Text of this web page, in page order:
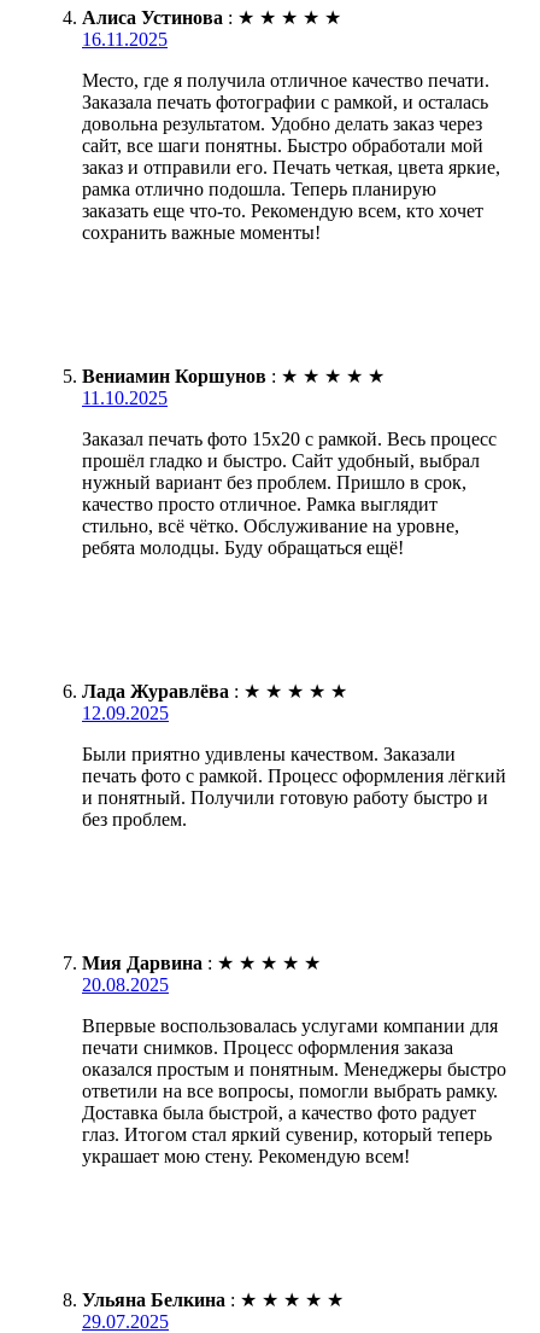
Алиса Устинова : ★ ★ ★ ★ ★
16.11.2025
Место, где я получила отличное качество печати.
Заказала печать фотографии с рамкой, и осталась
довольна результатом. Удобно делать заказ через
сайт, все шаги понятны. Быстро обработали мой
заказ и отправили его. Печать четкая, цвета яркие,
рамка отлично подошла. Теперь планирую
заказать еще что-то. Рекомендую всем, кто хочет
сохранить важные моменты!
Вениамин Коршунов : ★ ★ ★ ★ ★
11.10.2025
Заказал печать фото 15х20 с рамкой. Весь процесс
прошёл гладко и быстро. Сайт удобный, выбрал
нужный вариант без проблем. Пришло в срок,
качество просто отличное. Рамка выглядит
стильно, всё чётко. Обслуживание на уровне,
ребята молодцы. Буду обращаться ещё!
Лада Журавлёва : ★ ★ ★ ★ ★
12.09.2025
Были приятно удивлены качеством. Заказали
печать фото с рамкой. Процесс оформления лёгкий
и понятный. Получили готовую работу быстро и
без проблем.
Мия Дарвина : ★ ★ ★ ★ ★
20.08.2025
Впервые воспользовалась услугами компании для
печати снимков. Процесс оформления заказа
оказался простым и понятным. Менеджеры быстро
ответили на все вопросы, помогли выбрать рамку.
Доставка была быстрой, а качество фото радует
глаз. Итогом стал яркий сувенир, который теперь
украшает мою стену. Рекомендую всем!
Ульяна Белкина : ★ ★ ★ ★ ★
29.07.2025